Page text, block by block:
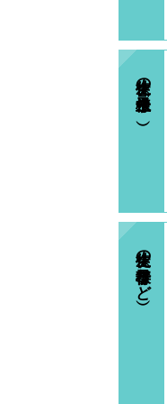
生徒の様子（氷上中Life）
生徒の様子（行事など）